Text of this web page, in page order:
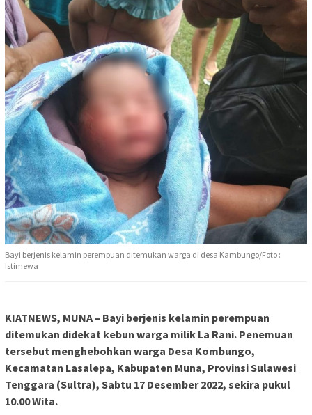
Bayi berjenis kelamin perempuan ditemukan warga di desa Kambungo/Foto :
Istimewa
KIATNEWS, MUNA – Bayi berjenis kelamin perempuan
ditemukan didekat kebun warga milik La Rani. Penemuan
tersebut menghebohkan warga Desa Kombungo,
Kecamatan Lasalepa, Kabupaten Muna, Provinsi Sulawesi
Tenggara (Sultra), Sabtu 17 Desember 2022, sekira pukul
10.00 Wita.